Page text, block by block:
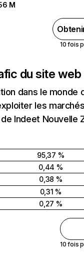
M
10 fois
du site
dans le
les
Indeet Nouvelle
95,37 %
0,44 %
0,38 %
0,31 %
0,27 %
10 fois